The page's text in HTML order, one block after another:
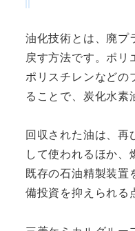
油化技術とは、廃プ
戻す方法です。ポリ
ポリスチレンなどの
ることで、炭化水素
回収された油は、再
して使われるほか、
既存の石油精製装置
備投資を抑えられる